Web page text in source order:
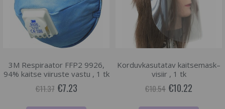
3M Respiraator FFP2 9926,
94% kaitse viiruste vastu , 1 tk
€11.37 €7.23
Korduvkasutatav kaitsemask–
visiir , 1 tk
€10.54 €10.22